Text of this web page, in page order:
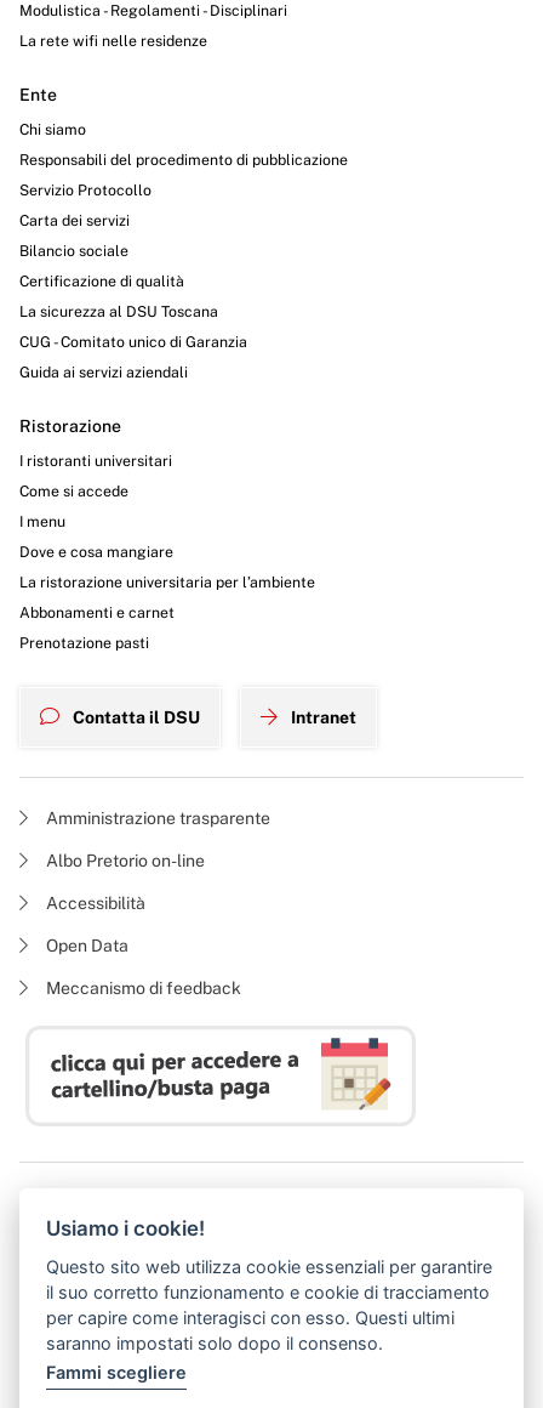
Modulistica - Regolamenti - Disciplinari
La rete wifi nelle residenze
Ente
Chi siamo
Responsabili del procedimento di pubblicazione
Servizio Protocollo
Carta dei servizi
Bilancio sociale
Certificazione di qualità
La sicurezza al DSU Toscana
CUG - Comitato unico di Garanzia
Guida ai servizi aziendali
Ristorazione
I ristoranti universitari
Come si accede
I menu
Dove e cosa mangiare
La ristorazione universitaria per l’ambiente
Abbonamenti e carnet
Prenotazione pasti
Contatta il DSU Intranet
Amministrazione trasparente
Albo Pretorio on-line
Accessibilità
Open Data
Meccanismo di feedback
P. I. 05913670484 | C. F. 94164020482
(abilitato alla ricezione di soli messaggi di posta elettronica certificata)
Usiamo i cookie!
Questo sito web utilizza cookie essenziali per garantire
il suo corretto funzionamento e cookie di tracciamento
per capire come interagisci con esso. Questi ultimi
saranno impostati solo dopo il consenso.
Fammi scegliere